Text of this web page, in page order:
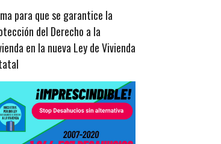
para que se garantice la
del Derecho a la
en la nueva Ley de Vivienda